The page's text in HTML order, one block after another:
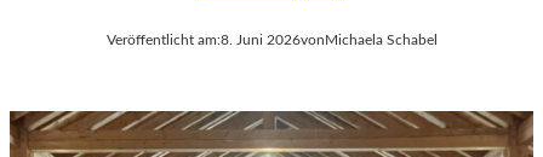
Veröffentlicht am:8. Juni 2026von Michaela Schabel